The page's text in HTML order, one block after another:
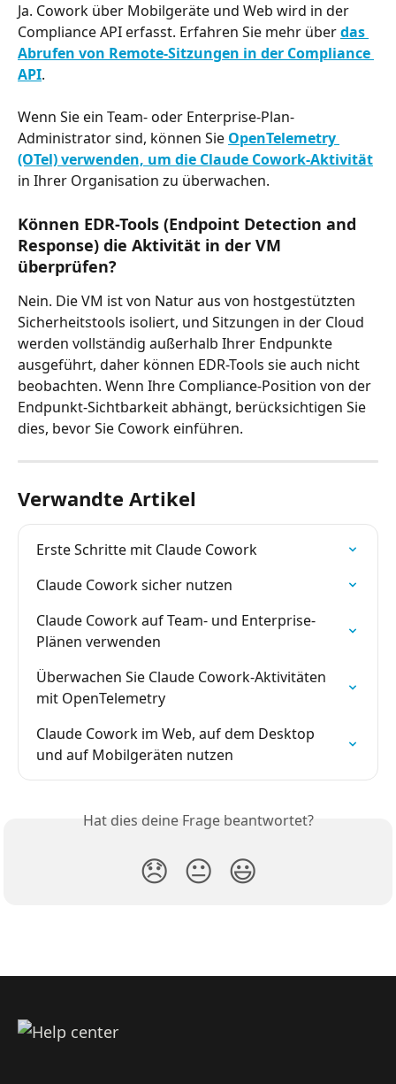
Ja. Cowork über Mobilgeräte und Web wird in der
Compliance API erfasst. Erfahren Sie mehr über das
Abrufen von Remote-Sitzungen in der Compliance
API.
Wenn Sie ein Team- oder Enterprise-Plan-
Administrator sind, können Sie OpenTelemetry
(OTel) verwenden, um die Claude Cowork-Aktivität
in Ihrer Organisation zu überwachen.
Können EDR-Tools (Endpoint Detection and
Response) die Aktivität in der VM
überprüfen?
Nein. Die VM ist von Natur aus von hostgestützten
Sicherheitstools isoliert, und Sitzungen in der Cloud
werden vollständig außerhalb Ihrer Endpunkte
ausgeführt, daher können EDR-Tools sie auch nicht
beobachten. Wenn Ihre Compliance-Position von der
Endpunkt-Sichtbarkeit abhängt, berücksichtigen Sie
dies, bevor Sie Cowork einführen.
Verwandte Artikel
Erste Schritte mit Claude Cowork
Claude Cowork sicher nutzen
Claude Cowork auf Team- und Enterprise-
Plänen verwenden
Überwachen Sie Claude Cowork-Aktivitäten
mit OpenTelemetry
Claude Cowork im Web, auf dem Desktop
und auf Mobilgeräten nutzen
Hat dies deine Frage beantwortet?
😞 😐 😃